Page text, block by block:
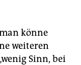
könne
weiteren
Sinn, bei